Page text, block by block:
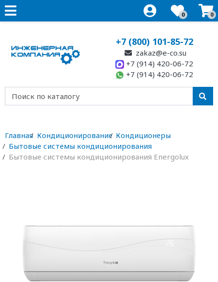
0 0
+7 (800) 101-85-72
zakaz@e-co.su
+7 (914) 420-06-72
+7 (914) 420-06-72
Главная Кондиционирование Кондиционеры
Бытовые системы кондиционирования
Бытовые системы кондиционирования Energolux